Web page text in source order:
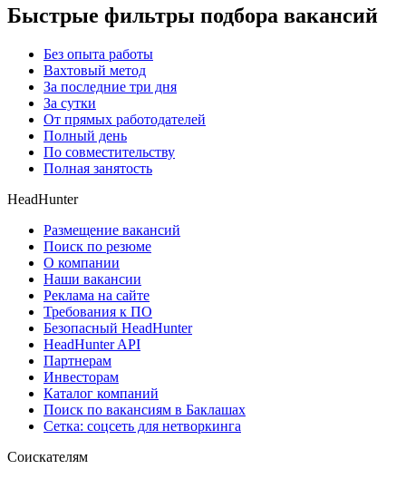
Быстрые фильтры подбора вакансий
Без опыта работы
Вахтовый метод
За последние три дня
За сутки
От прямых работодателей
Полный день
По совместительству
Полная занятость
HeadHunter
Размещение вакансий
Поиск по резюме
О компании
Наши вакансии
Реклама на сайте
Требования к ПО
Безопасный HeadHunter
HeadHunter API
Партнерам
Инвесторам
Каталог компаний
Поиск по вакансиям в Баклашах
Сетка: соцсеть для нетворкинга
Соискателям